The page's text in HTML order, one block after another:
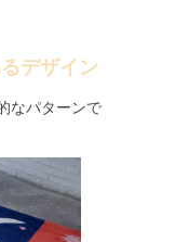
デザイン
なパターンで